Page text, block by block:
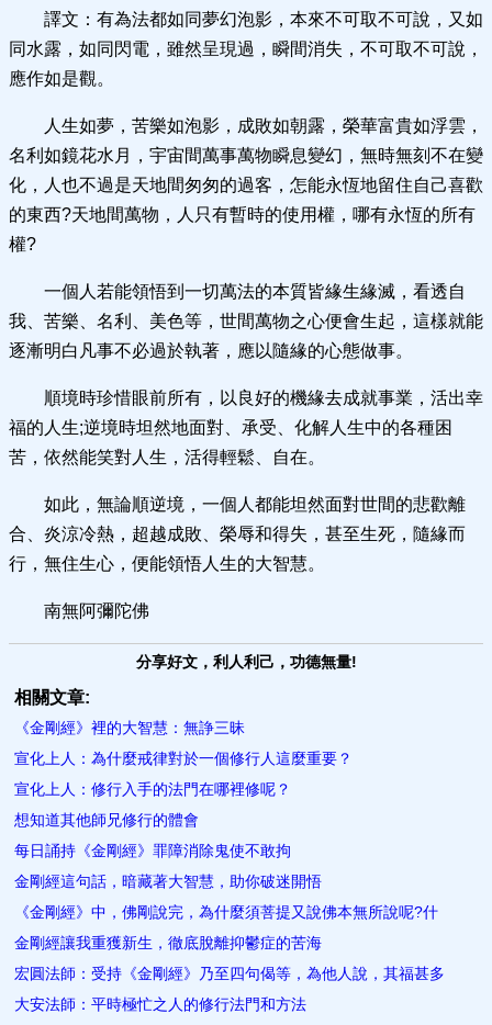
譯文：有為法都如同夢幻泡影，本來不可取不可說，又如
同水露，如同閃電，雖然呈現過，瞬間消失，不可取不可說，
應作如是觀。
人生如夢，苦樂如泡影，成敗如朝露，榮華富貴如浮雲，
名利如鏡花水月，宇宙間萬事萬物瞬息變幻，無時無刻不在變
化，人也不過是天地間匆匆的過客，怎能永恆地留住自己喜歡
的東西?天地間萬物，人只有暫時的使用權，哪有永恆的所有
權?
一個人若能領悟到一切萬法的本質皆緣生緣滅，看透自
我、苦樂、名利、美色等，世間萬物之心便會生起，這樣就能
逐漸明白凡事不必過於執著，應以隨緣的心態做事。
順境時珍惜眼前所有，以良好的機緣去成就事業，活出幸
福的人生;逆境時坦然地面對、承受、化解人生中的各種困
苦，依然能笑對人生，活得輕鬆、自在。
如此，無論順逆境，一個人都能坦然面對世間的悲歡離
合、炎涼冷熱，超越成敗、榮辱和得失，甚至生死，隨緣而
行，無住生心，便能領悟人生的大智慧。
南無阿彌陀佛
分享好文，利人利己，功德無量!
相關文章:
《金剛經》裡的大智慧：無諍三昧
宣化上人：為什麼戒律對於一個修行人這麼重要？
宣化上人：修行入手的法門在哪裡修呢？
想知道其他師兄修行的體會
每日誦持《金剛經》罪障消除鬼使不敢拘
金剛經這句話，暗藏著大智慧，助你​破迷開悟
《金剛經》中，佛剛說完，為什麼須菩提又說佛本無所說呢?什
金剛經讓我重獲新生，徹底脫離抑鬱症的苦海
宏圓法師：受持《金剛經》乃至四句偈等，為他人說，其福甚多
大安法師：平時極忙之人的修行法門和方法